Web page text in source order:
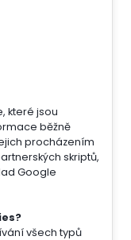
které jsou
běžně
procházením
skriptů,
Google
všech typů